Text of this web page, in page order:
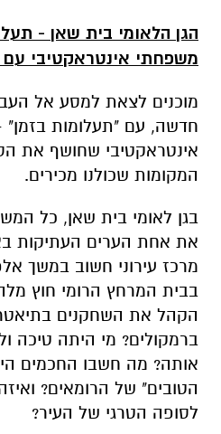
מרכז עירוני חשוב במשך
בבית המרחץ הרומי חוץ
ברמקולים? מי היתה טיכה
אותה? מה חשבו החכמים
הטובים" של הרומאים?
לסופה הטרגי של העיר?
שימו לב: לכל פרט
יש משמעות... עם מפת
אתכם בווטסאפ לאורך כל
את כל הסודות!
המשחק פותח על ידי מיזם 929
המנהלת ליהדות ישראלית
והמאבק באנטישמיות.